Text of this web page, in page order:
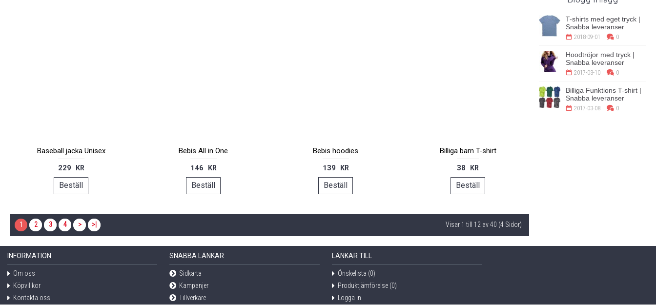
T-shirts med eget tryck |
Snabba leveranser
2018-09-01 0
Hoodtröjor med tryck |
Snabba leveranser
2017-03-10 0
Billiga Funktions T-shirt |
Snabba leveranser
2017-03-08 0
Baseball jacka Unisex
229 KR
Beställ
Bebis All in One
146 KR
Beställ
Bebis hoodies
139 KR
Beställ
Billiga barn T-shirt
38 KR
Beställ
1 2 3 4 > >| Visar 1 till 12 av 40 (4 Sidor)
INFORMATION
Om oss
Köpvillkor
Kontakta oss
SNABBA LÄNKAR
Sidkarta
Kampanjer
Tillverkare
LÄNKAR TILL
Önskelista (0)
Produktjämförelse (0)
Logga in